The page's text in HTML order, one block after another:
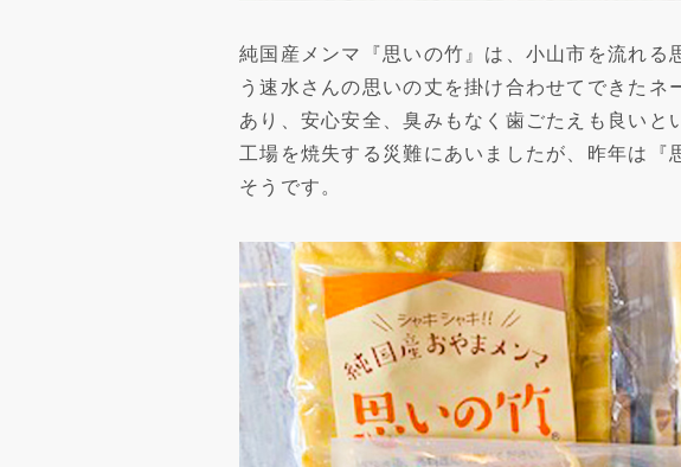
純国産メンマ『思いの竹』は、小山市を流れる
う速水さんの思いの丈を掛け合わせてできた
あり、安心安全、臭みもなく歯ごたえも良い
工場を焼失する災難にあいましたが、昨年は『
そうです。